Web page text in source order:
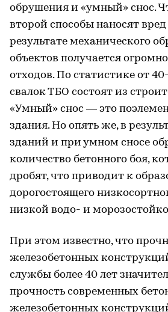
обрушения и «умный» снос.
второй способы наносят
результате механического
объектов получается
отходов. По статистике от
свалок ТБО состоят из
«Умный» снос — это
здания. Но опять же, в
зданий и при умном сносе
количество бетонного боя,
дробят, что приводит к
дорогостоящего
низкой водо- и
При этом известно, что
железобетонных
службы более 40 лет
прочность современных
железобетонных